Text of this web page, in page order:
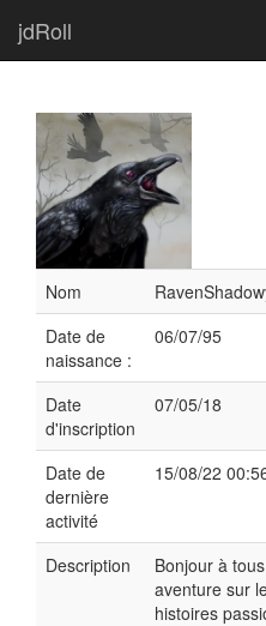
jdRoll
Nom
Date de
naissance :
06/07/95
Date
d'inscription
07/05/18
Date de
dernière
activité
15/08/22
Description
Bonjour à
aventure sur
histoires